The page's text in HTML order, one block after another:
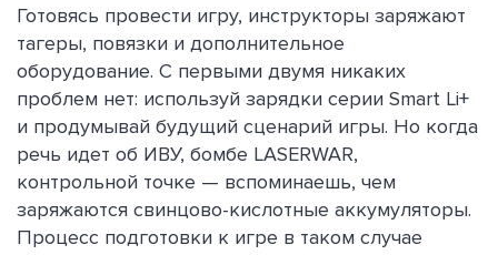
Готовясь провести игру, инструкторы заряжают
тагеры, повязки и дополнительное
оборудование. С первыми двумя никаких
проблем нет: используй зарядки серии Smart Li+
и продумывай будущий сценарий игры. Но когда
речь идет об ИВУ, бомбе LASERWAR,
контрольной точке — вспоминаешь, чем
заряжаются свинцово-кислотные аккумуляторы.
Процесс подготовки к игре в таком случае